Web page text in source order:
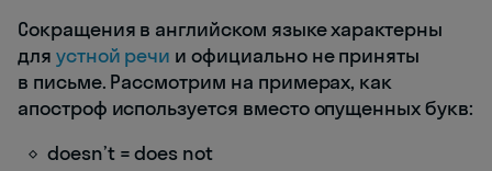
Сокращения в английском языке характерны
для устной речи и официально не приняты
в письме. Рассмотрим на примерах, как
апостроф используется вместо опущенных букв:
doesn’t = does not